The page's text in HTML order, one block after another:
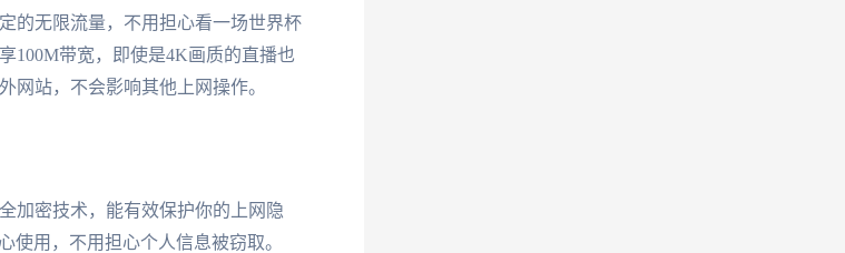
的无限流量，不用担心看一场世界杯
100M带宽，即使是4K画质的直播也
网站，不会影响其他上网操作。
加密技术，能有效保护你的上网隐
使用，不用担心个人信息被窃取。